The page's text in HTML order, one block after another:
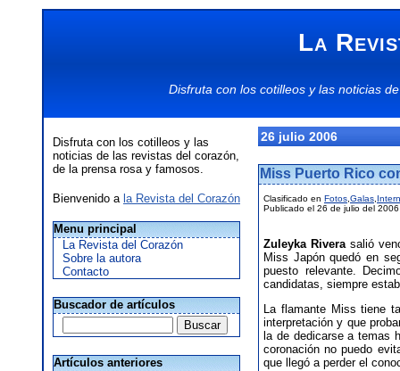
La
Disfruta con los cotilleosy las noticias
Disfruta con los cotilleos y las
noticias de las revistas del corazón,
de la prensa rosa y famosos.
Bienvenido a la Revista del Corazón
Menu principal
La Revista del Corazón
Sobre la autora
Contacto
Buscador de artículos
Artículos anteriores
26 julio 2006
Miss Puerto Rico
Clasificado en Fotos Galas
Publicado el 26 de julio del 2006
Zuleyka Riverasalió
Miss Japón quedó en
puesto relevante.
candidatas, siempre
La flamante Miss tiene
interpretación y que
la de dedicarse a temas
coronación no puedo
que llegó a perder el